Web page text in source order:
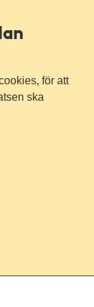
för att
ska